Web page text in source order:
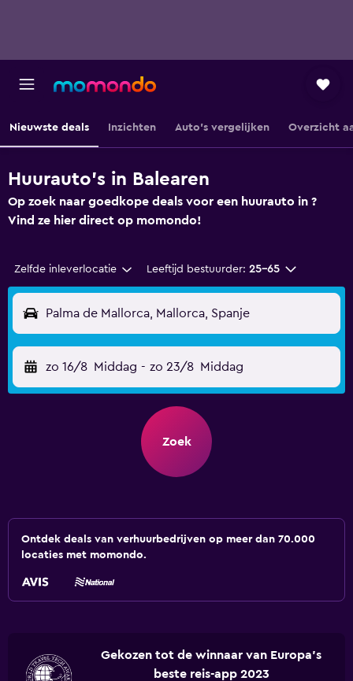
Nieuwste deals Inzichten Auto's vergelijken Overzicht
Huurauto's in Balearen
Op zoek naar goedkope deals voor een huurauto in ?
Vind ze hier direct op momondo!
Zelfde inleverlocatie Leeftijd bestuurder: 25-65
Palma de Mallorca, Mallorca, Spanje
zo 16/8 Middag - zo 23/8 Middag
Zoek
Ontdek deals van verhuurbedrijven op meer dan 70.000
locaties met momondo.
Gekozen tot de winnaar van Europa's
beste reis-app 2023